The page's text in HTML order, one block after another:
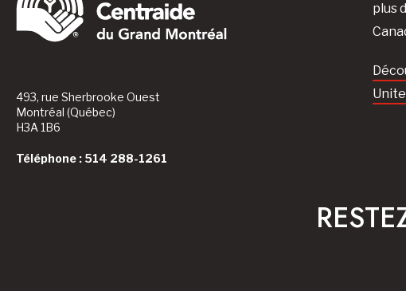
493, rue Sherbrooke Ouest
Montréal (Québec)
H3A 1B6
Téléphone : 514 288-1261
plus